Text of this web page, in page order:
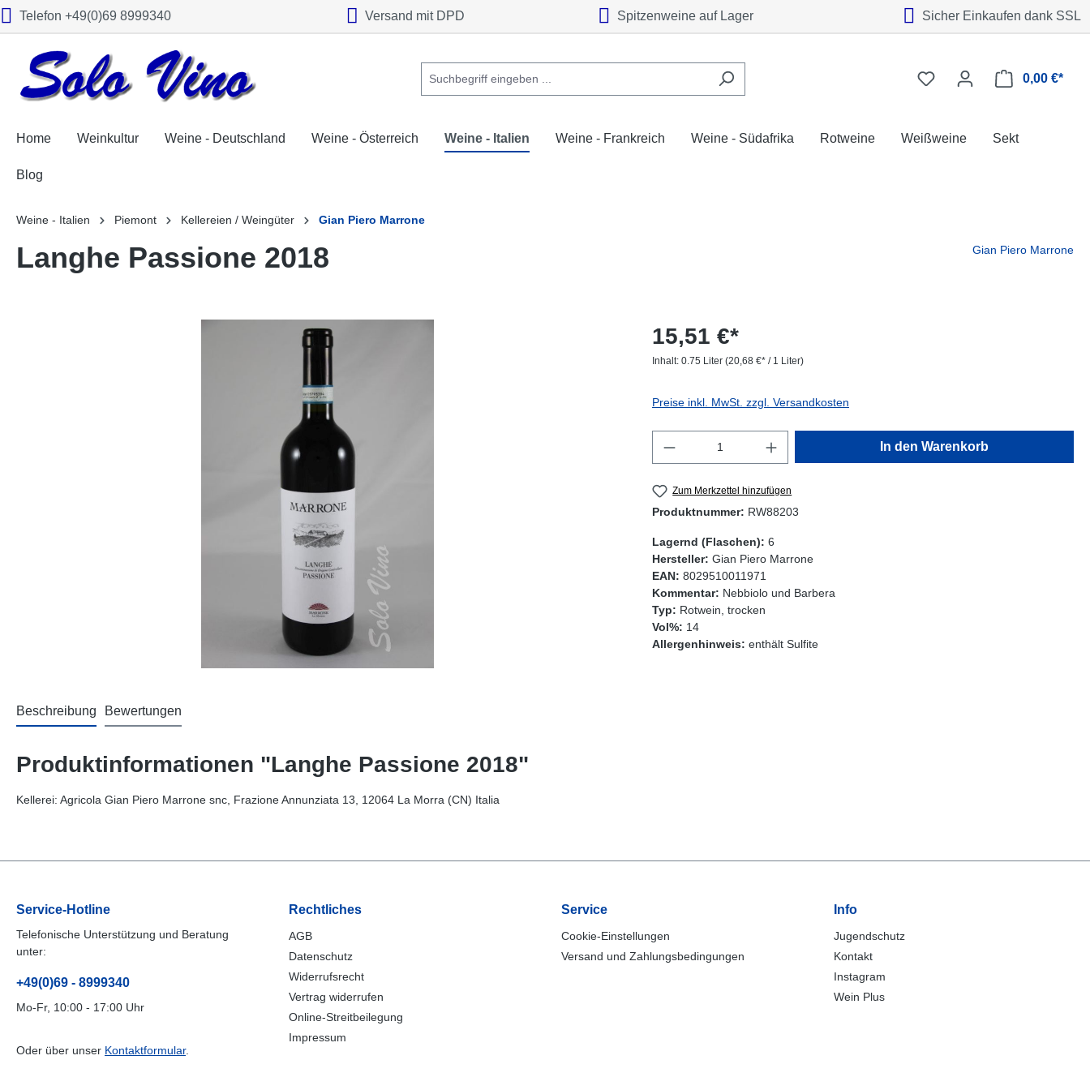
Zur Hauptnavigation springen
Telefon +49(0)69 8999340 Versand mit DPD Spitzenweine auf Lager Sicher Einkaufen dank SSL
0,00 €*
Home Weinkultur Weine - Deutschland Weine - Österreich Weine - Italien Weine - Frankreich Weine - Südafrika Rotweine Weißweine Sekt
Blog
Weine - Italien Piemont Kellereien / Weingüter Gian Piero Marrone
Langhe Passione 2018 Gian Piero Marrone
15,51 €*
Inhalt: 0.75 Liter (20,68 €* / 1 Liter)
Preise inkl. MwSt. zzgl. Versandkosten
Produkt Anzahl: Gib den gewünschten Wert ein
In den Warenkorb
Zum Merkzettel hinzufügen
Produktnummer: RW88203
Lagernd (Flaschen): 6
Hersteller: Gian Piero Marrone
EAN: 8029510011971
Kommentar: Nebbiolo und Barbera
Typ: Rotwein, trocken
Vol%: 14
Allergenhinweis: enthält Sulfite
Beschreibung Bewertungen
Produktinformationen "Langhe Passione 2018"
Kellerei: Agricola Gian Piero Marrone snc, Frazione Annunziata 13, 12064 La Morra (CN) Italia
Service-Hotline
Telefonische Unterstützung und Beratung
unter:
+49(0)69 - 8999340
Mo-Fr, 10:00 - 17:00 Uhr
Oder über unser Kontaktformular.
Rechtliches
AGB
Datenschutz
Widerrufsrecht
Vertrag widerrufen
Online-Streitbeilegung
Impressum
Service
Cookie-Einstellungen
Versand und Zahlungsbedingungen
Info
Jugendschutz
Kontakt
Instagram
Wein Plus